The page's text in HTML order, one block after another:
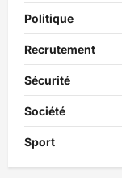
Politique
Recrutement
Sécurité
Société
Sport